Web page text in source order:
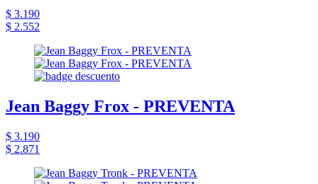
$ 3.190
$ 2.552
Jean Baggy Frox - PREVENTA
$ 3.190
$ 2.871